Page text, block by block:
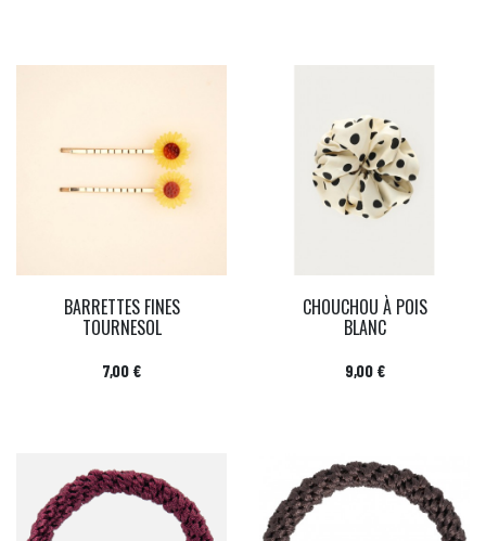
BARRETTES FINES
TOURNESOL
Prix
7,00 €
CHOUCHOU À POIS
BLANC
Prix
9,00 €